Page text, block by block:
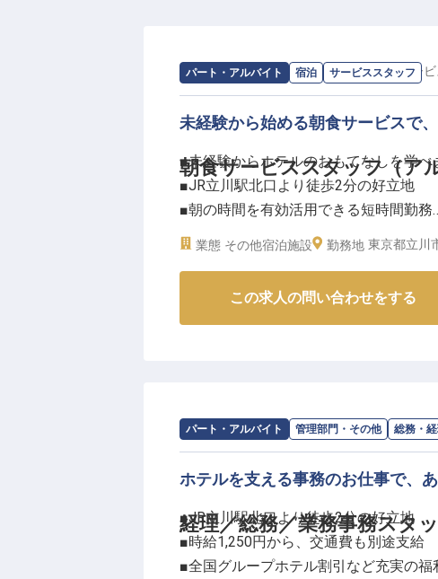
パート・アルバイト 宿泊 サービススタッフ
朝食サービススタッフ（ア
求人情報：ホテルエミシア東京立川 のサー
未経験から始める朝食サービスで
■未経験からホテルのおもてなしを学べ
■JR立川駅北口より徒歩2分の好立地
■朝の時間を有効活用できる短時間勤務
■交通費支給や宿泊割引など嬉しい福利
ホテルでの朝食サービスは、お客様に
めの大切な時間です。簡単な調理補助
ーー【働きやすい環境とキャリアアッ
勤務時間は6:00から11:00までの短時間
時給1,250円〜1,350円に加え、月
けます。制服貸与や宿泊割引制度など
※2026年03月12日時点の情報です
業態 その他宿泊施設 勤務地 東京都立川
この求人の問い合わせをする
パート・アルバイト 管理部門・その他 総務・
経理／総務／業務事務スタ
求人情報：ホテルエミシア東京立川 の総務
ホテルを支える事務のお仕事で、
■JR立川駅北口より徒歩2分の好立地
■時給1,250円から、交通費も別途支給
■全国グループホテル割引など充実の福